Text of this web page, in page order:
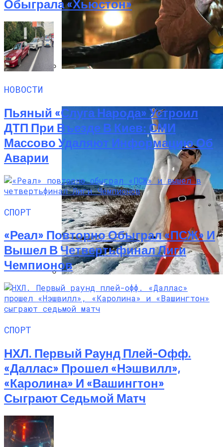
Семейное Наследие: Кейт Хадсон
Хранит Свои Наряды Для Дочери Рани
Обыграла «Хьюстон»
НОВОСТИ
Пьяный «слуга Народа» Устроил
ДТП При Въезде В Киев: СМИ
Массово Удаляют Информацию Об
Аварии
СПОРТ
«Реал» Повторно Обыграл «ПСЖ» И
Вышел В Четвертьфинал Лиги
Чемпионов
СПОРТ
НХЛ. Первый Раунд Плей-Офф.
«Даллас» Прошел «Нэшвилл»,
«Каролина» И «Вашингтон»
Сыграют Седьмой Матч